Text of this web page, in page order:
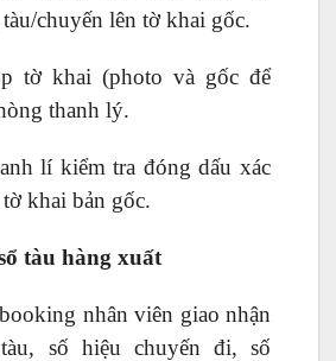
tàu/chuyến lên tờ khai gốc.
tờ khai (photo và gốc để
thanh lý.
lí kiểm tra đóng dấu xác
khai bản gốc.
tàu hàng xuất
nhân viên giao nhận
số hiệu chuyến đi, số